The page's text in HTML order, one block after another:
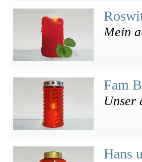
Mein
Fam
Unser
Hans